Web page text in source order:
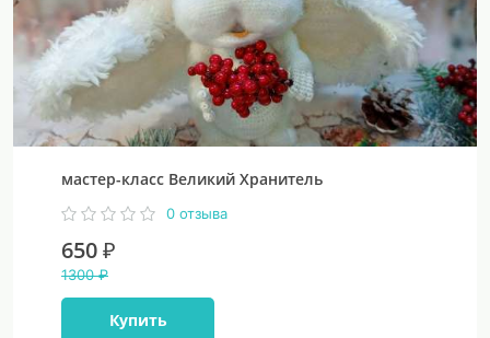
мастер-класс Великий Хранитель
0 отзыва
650 ₽
1300 ₽
Купить